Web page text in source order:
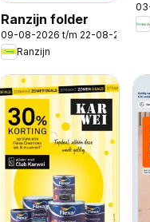
Ranzijn folder
09-08-2026 t/m 22-08-2026
Ranzijn